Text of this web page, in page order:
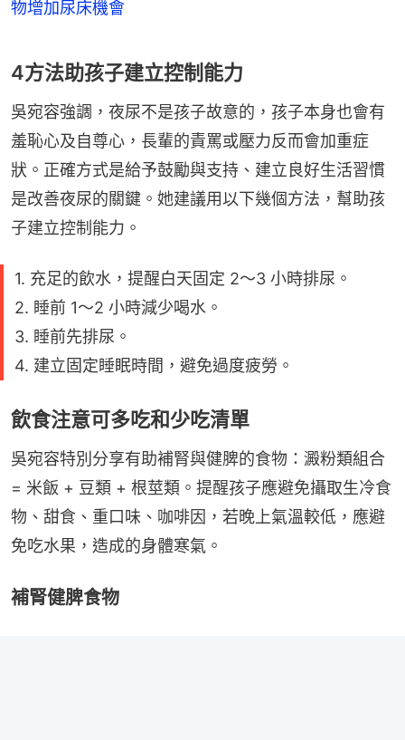
物增加尿床機會
4方法助孩子建立控制能力
吳宛容強調，夜尿不是孩子故意的，孩子本身也會有
羞恥心及自尊心，長輩的責罵或壓力反而會加重症
狀。正確方式是給予鼓勵與支持、建立良好生活習慣
是改善夜尿的關鍵。她建議用以下幾個方法，幫助孩
子建立控制能力。
1. 充足的飲水，提醒白天固定 2〜3 小時排尿。
2. 睡前 1〜2 小時減少喝水。
3. 睡前先排尿。
4. 建立固定睡眠時間，避免過度疲勞。
飲食注意可多吃和少吃清單
吳宛容特別分享有助補腎與健脾的食物：澱粉類組合
= 米飯 + 豆類 + 根莖類。提醒孩子應避免攝取生冷食
物、甜食、重口味、咖啡因，若晚上氣溫較低，應避
免吃水果，造成的身體寒氣。
補腎健脾食物